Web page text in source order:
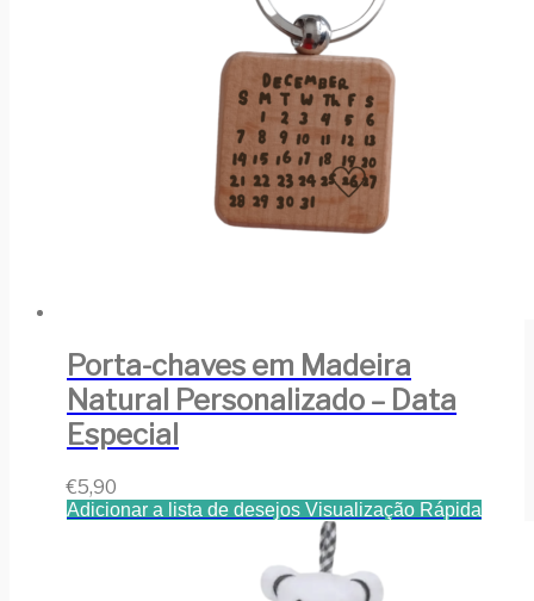
Porta-chaves em Madeira
Natural Personalizado – Data
Especial
€5,90
Adicionar a lista de desejos Visualização Rápida